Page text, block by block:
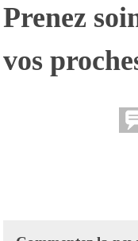
Prenez
vos